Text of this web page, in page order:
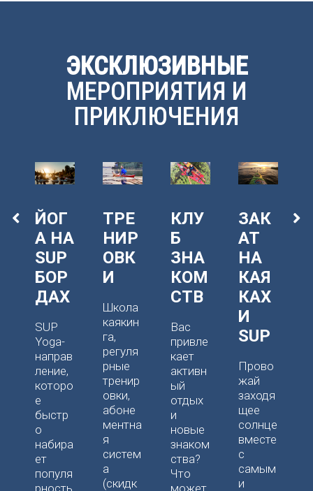
ЭКСКЛЮЗИВНЫЕ
МЕРОПРИЯТИЯ И
ПРИКЛЮЧЕНИЯ
ЙОГ
А НА
SUP
БОР
ДАХ
SUP
Yoga-
направ
ление,
которо
е
быстр
о
набира
ет
популя
ТРЕ
НИР
ОВК
И
Школа
каякин
га,
регуля
рные
тренир
овки,
абоне
ментна
я
систем
а
(скидк
КЛУ
Б
ЗНА
КОМ
СТВ
Вас
привле
кает
активн
ый
отдых
и
новые
знаком
ства?
Что
ЗАК
АТ
НА
КАЯ
КАХ
И
SUP
Прово
жай
заходя
щее
солнце
вместе
с
самым
и